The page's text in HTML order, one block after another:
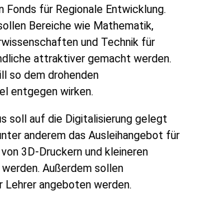
Fonds für Regionale Entwicklung.
Bereiche wie Mathematik,
und Technik für
attraktiver gemacht werden.
so dem drohenden
entgegen wirken.
soll auf die Digitalisierung gelegt
anderem das Ausleihangebot für
3D-Druckern und kleineren
Außerdem sollen
Lehrer angeboten werden.